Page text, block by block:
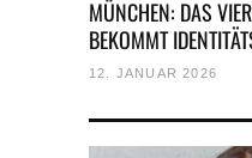
MÜNCHEN: DAS
BEKOMMT
12. JANUAR 2026